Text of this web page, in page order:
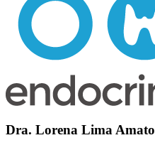
Dra. Lorena Lima Amato